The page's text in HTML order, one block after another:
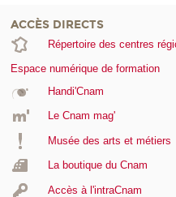
ACCÈS DIRECTS
Répertoire des centres
Espace numérique de formation
Handi'Cnam
Le Cnam mag'
Musée des arts et métiers
La boutique du Cnam
Accès à l'intraCnam